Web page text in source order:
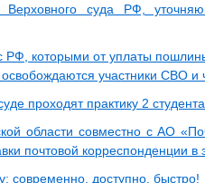
суда РФ,
РФ, которыми от уплаты
участники СВО и
проходят практику 2 студента
области совместно с АО
почтовой корреспонденции в
современно, доступно, быстро!